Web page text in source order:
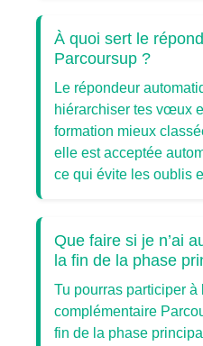
À quoi sert le
Parcoursup ?
Le répondeur
hiérarchiser tes vœux
formation mieux
elle est acceptée
ce qui évite les oublis
Que faire si je n’ai
la fin de la phase
Tu pourras participer à
complémentaire
fin de la phase